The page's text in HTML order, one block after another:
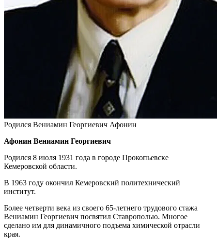
Родился Вениамин Георгиевич Афонин
Афонин Вениамин Георгиевич
Родился 8 июля 1931 года в городе Прокопьевске
Кемеровской области.
В 1963 году окончил Кемеровский политехнический
институт.
Более четверти века из своего 65-летнего трудового стажа
Вениамин Георгиевич посвятил Ставрополью. Многое
сделано им для динамичного подъема химической отрасли
края.